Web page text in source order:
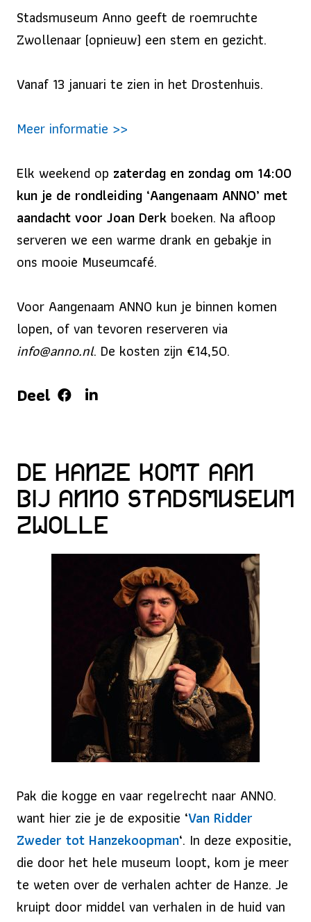
Stadsmuseum Anno geeft de roemruchte
Zwollenaar (opnieuw) een stem en gezicht.
Vanaf 13 januari te zien in het Drostenhuis.
Meer informatie >>
Elk weekend op zaterdag en zondag om 14:00
kun je de rondleiding ‘Aangenaam ANNO’ met
aandacht voor Joan Derk boeken. Na afloop
serveren we een warme drank en gebakje in
ons mooie Museumcafé.
Voor Aangenaam ANNO kun je binnen komen
lopen, of van tevoren reserveren via
info@anno.nl. De kosten zijn €14,50.
Deel
De Hanze komt aan
bij ANNO Stadsmuseum
Zwolle
Pak die kogge en vaar regelrecht naar ANNO.
want hier zie je de expositie ‘Van Ridder
Zweder tot Hanzekoopman‘. In deze expositie,
die door het hele museum loopt, kom je meer
te weten over de verhalen achter de Hanze. Je
kruipt door middel van verhalen in de huid van